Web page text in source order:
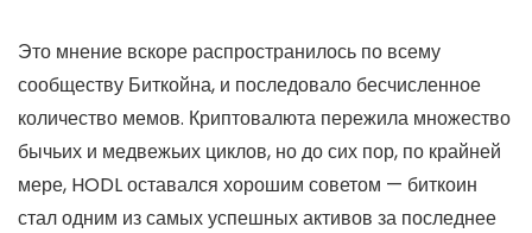
Это мнение вскоре распространилось по всему
сообществу Биткойна, и последовало бесчисленное
количество мемов. Криптовалюта пережила множество
бычьих и медвежьих циклов, но до сих пор, по крайней
мере, HODL оставался хорошим советом — биткоин
стал одним из самых успешных активов за последнее